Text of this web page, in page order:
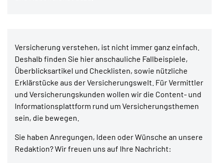
Versicherung verstehen, ist nicht immer ganz einfach.
Deshalb finden Sie hier anschauliche Fallbeispiele,
Überblicksartikel und Checklisten, sowie nützliche
Erklärstücke aus der Versicherungswelt. Für Vermittler
und Versicherungskunden wollen wir die Content- und
Informationsplattform rund um Versicherungsthemen
sein, die bewegen.
Sie haben Anregungen, Ideen oder Wünsche an unsere
Redaktion? Wir freuen uns auf Ihre Nachricht: